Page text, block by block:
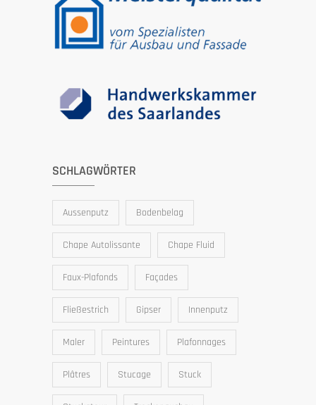
SCHLAGWÖRTER
Aussenputz Bodenbelag
Chape Autolissante Chape Fluid
Faux-Plafonds Façades
Fließestrich Gipser Innenputz
Maler Peintures Plafonnages
Plâtres Stucage Stuck